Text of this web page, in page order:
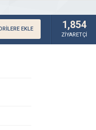
EKLE 1,854
ZİYARETÇİ